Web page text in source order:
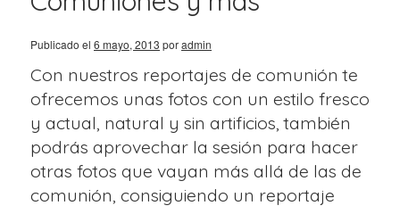
Publicado el 6 mayo, 2013 poradmin
Con nuestros reportajes de comunión te
ofrecemos unas fotos con un estilo fresco
y actual, natural y sin artificios, también
podrás aprovechar la sesión para hacer
otras fotos que vayan más allá de las de
comunión, consiguiendo un reportaje